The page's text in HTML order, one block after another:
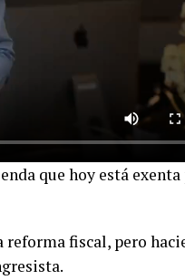
que hoy está
reforma fiscal, pero